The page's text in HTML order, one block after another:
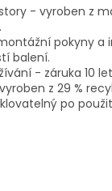
- vyroben z
pokyny a
balení.
- záruka 10
z 29 %
po